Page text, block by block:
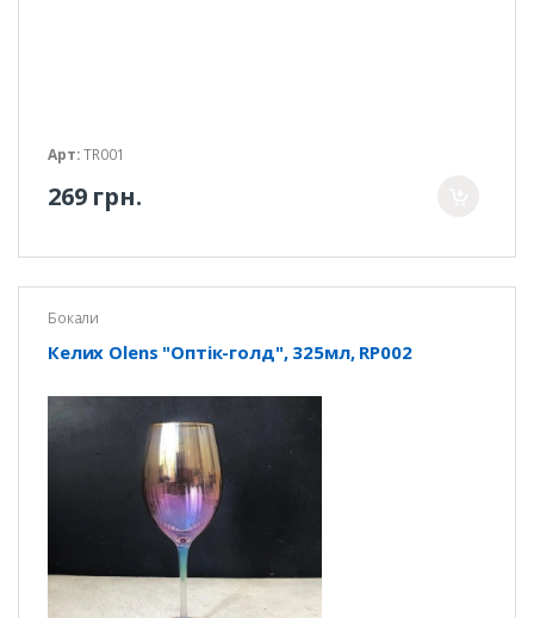
Арт:TR001
269 грн.
Бокали
Келих Olens "Оптік-голд", 325мл, RP002